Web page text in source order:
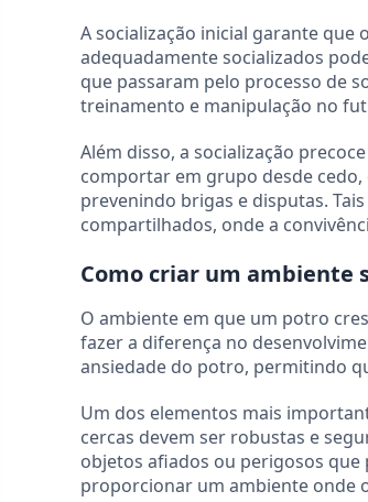
A socialização inicial garante que
adequadamente socializados
que passaram pelo processo de
treinamento e manipulação no
Além disso, a socialização
comportar em grupo desde
prevenindo brigas e disputas.
compartilhados, onde a
Como criar um ambiente
O ambiente em que um potro
fazer a diferença no
ansiedade do potro, permitindo
Um dos elementos mais
cercas devem ser robustas e
objetos afiados ou perigosos
proporcionar um ambiente onde